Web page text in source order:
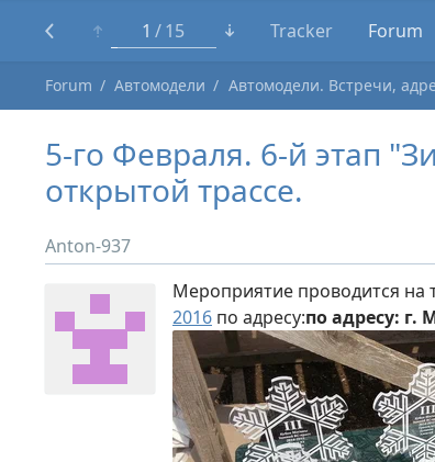
1 15 Tracker Forum
Forum Автомодели Автомодели. Встречи,
5-го Февраля. 6-й этап
открытой трассе.
Anton-937
Мероприятие проводится на
2016 по адресу:по адресу: г.